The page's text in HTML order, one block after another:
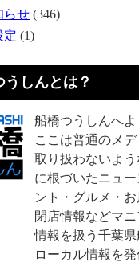
らせ (346)
定 (1)
うしんとは？
船橋つうしんへよ
ここは普通のメ
取り扱わないよ
に根づいたニュ
ント・グルメ・
閉店情報などマ
情報を扱う千葉
ローカル情報を